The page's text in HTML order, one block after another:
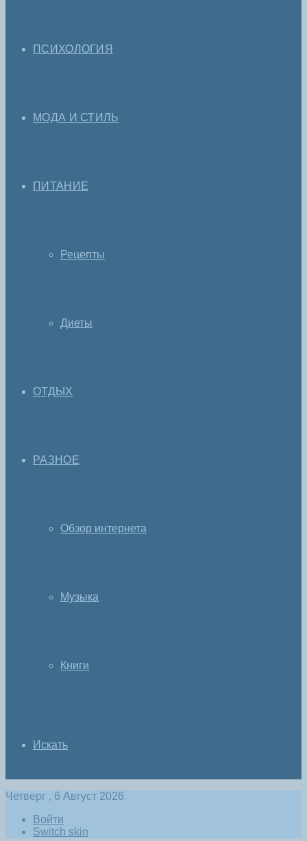
ПСИХОЛОГИЯ
МОДА И СТИЛЬ
ПИТАНИЕ
Рецепты
Диеты
ОТДЫХ
РАЗНОЕ
Обзор интернета
Музыка
Книги
Искать
Четверг , 6 Август 2026
Войти
Switch skin